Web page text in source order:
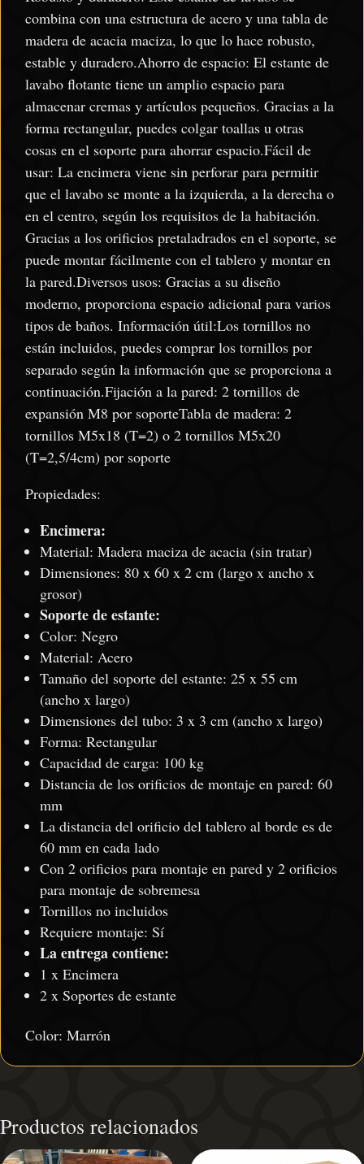
combina con una estructura de acero y una tabla de
madera de acacia maciza, lo que lo hace robusto,
estable y duradero.Ahorro de espacio: El estante de
lavabo flotante tiene un amplio espacio para
almacenar cremas y artículos pequeños. Gracias a la
forma rectangular, puedes colgar toallas u otras
cosas en el soporte para ahorrar espacio.Fácil de
usar: La encimera viene sin perforar para permitir
que el lavabo se monte a la izquierda, a la derecha o
en el centro, según los requisitos de la habitación.
Gracias a los orificios pretaladrados en el soporte, se
puede montar fácilmente con el tablero y montar en
la pared.Diversos usos: Gracias a su diseño
moderno, proporciona espacio adicional para varios
tipos de baños. Información útil:Los tornillos no
están incluidos, puedes comprar los tornillos por
separado según la información que se proporciona a
continuación.Fijación a la pared: 2 tornillos de
expansión M8 por soporteTabla de madera: 2
tornillos M5x18 (T=2) o 2 tornillos M5x20
(T=2,5/4cm) por soporte
Propiedades:
Encimera:
Material: Madera maciza de acacia (sin tratar)
Dimensiones: 80 x 60 x 2 cm (largo x ancho x
grosor)
Soporte de estante:
Color: Negro
Material: Acero
Tamaño del soporte del estante: 25 x 55 cm
(ancho x largo)
Dimensiones del tubo: 3 x 3 cm (ancho x largo)
Forma: Rectangular
Capacidad de carga: 100 kg
Distancia de los orificios de montaje en pared: 60
mm
La distancia del orificio del tablero al borde es de
60 mm en cada lado
Con 2 orificios para montaje en pared y 2 orificios
para montaje de sobremesa
Tornillos no incluidos
Requiere montaje: Sí
La entrega contiene:
1 x Encimera
2 x Soportes de estante
Color: Marrón
Productos relacionados